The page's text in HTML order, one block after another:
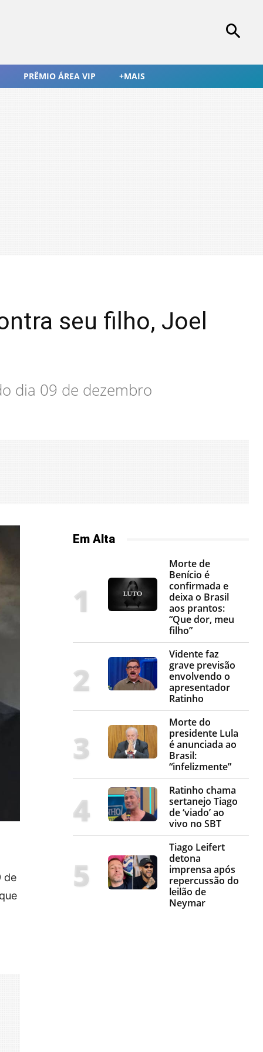
PRÊMIO ÁREA VIP +MAIS
seu filho, Joel
dia 09 de dezembro
de
Em Alta
Morte de
Benício é
confirmada e
deixa o Brasil
aos prantos:
“Que dor, meu
filho”
Vidente faz
grave previsão
envolvendo o
apresentador
Ratinho
Morte do
presidente Lula
é anunciada ao
Brasil:
“infelizmente”
Ratinho chama
sertanejo Tiago
de ‘viado’ ao
vivo no SBT
Tiago Leifert
detona
imprensa após
repercussão do
leilão de
Neymar